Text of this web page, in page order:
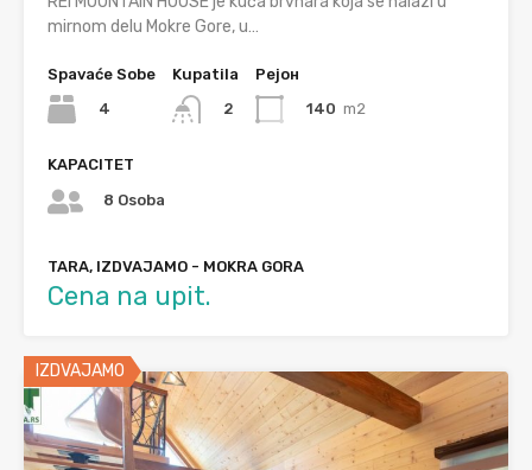
mirnom delu Mokre Gore, u…
Spavaće Sobe
4
Kupatila
2
Рејон
140 m2
KAPACITET
8 Osoba
TARA, IZDVAJAMO - MOKRA GORA
Cena na upit.
IZDVAJAMO